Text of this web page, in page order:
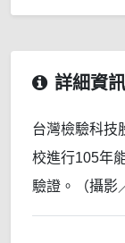
詳細資訊
台灣檢驗科技
校進行105年
驗證。（攝影